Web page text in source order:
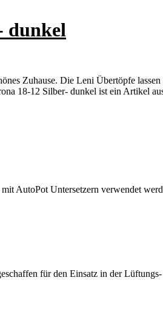
dunkel
Zuhause. Die Leni Übertöpfe
18-12 Silber- dunkel ist ein Artikel
AutoPot Untersetzern verwendet
für den Einsatz in der